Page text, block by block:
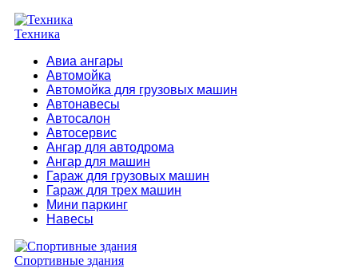
Техника
Авиа ангары
Автомойка
Автомойка для грузовых машин
Автонавесы
Автосалон
Автосервис
Ангар для автодрома
Ангар для машин
Гараж для грузовых машин
Гараж для трех машин
Мини паркинг
Навесы
Спортивные здания